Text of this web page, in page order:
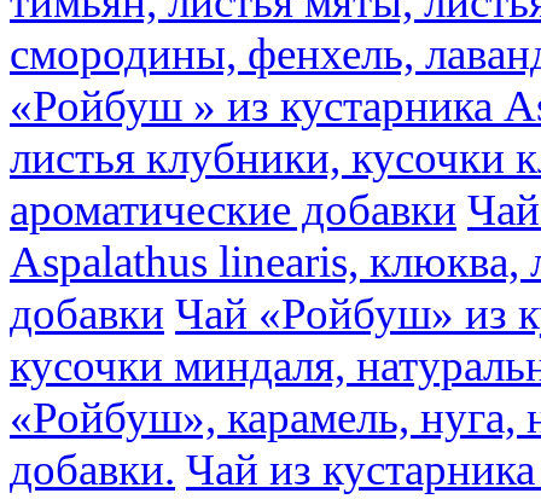
смородины, фенхель,
«Ройбуш » из кустарника
листья клубники, кусочки
ароматические добавки
Aspalathus linearis, клюква,
добавки Чай «Ройбуш» из
кусочки миндаля,
«Ройбуш», карамель, нуга,
добавки. Чай из